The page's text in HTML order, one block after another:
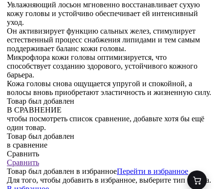
Увлажняющий лосьон мгновенно восстанавливает сухую
кожу головы и устойчиво обеспечивает ей интенсивный
уход.
Он активизирует функцию сальных желез, стимулирует
естественный процесс снабжения липидами и тем самым
поддерживает баланс кожи головы.
Микрофлора кожи головы оптимизируется, что
способствует созданию здорового, устойчивого кожного
барьера.
Кожа головы снова ощущается упругой и спокойной, а
волосы вновь приобретают эластичность и жизненную силу.
Товар был добавлен
В СРАВНЕНИЕ
чтобы посмотреть список сравнение, добавьте хотя бы ещё
один товар.
Товар был добавлен
в сравнение
Сравнить
Сравнить
Товар был добавлен в избранноеПерейти в избранное
Для того, чтобы добавить в избранное, выберите тип товара.